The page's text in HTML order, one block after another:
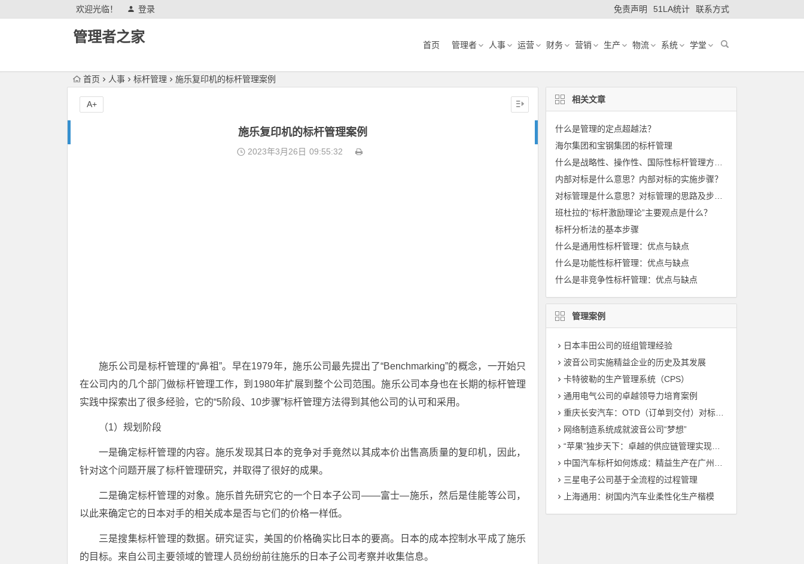
欢迎光临！ 登录 免责声明 51LA统计 联系方式
管理者之家 首页 管理者 人事 运营 财务 营销 生产 物流 系统 学堂
首页 人事 标杆管理 施乐复印机的标杆管理案例
施乐复印机的标杆管理案例
2023年3月26日 09:55:32
施乐公司是标杆管理的“鼻祖”。早在1979年，施乐公司最先提出了“Benchmarking”的概念，一开始只
在公司内的几个部门做标杆管理工作，到1980年扩展到整个公司范围。施乐公司本身也在长期的标杆管理
实践中探索出了很多经验，它的“5阶段、10步骤”标杆管理方法得到其他公司的认可和采用。
（1）规划阶段
一是确定标杆管理的内容。施乐发现其日本的竞争对手竟然以其成本价出售高质量的复印机，因此，
针对这个问题开展了标杆管理研究，并取得了很好的成果。
二是确定标杆管理的对象。施乐首先研究它的一个日本子公司——富士—施乐，然后是佳能等公司，
以此来确定它的日本对手的相关成本是否与它们的价格一样低。
三是搜集标杆管理的数据。研究证实，美国的价格确实比日本的要高。日本的成本控制水平成了施乐
的目标。来自公司主要领域的管理人员纷纷前往施乐的日本子公司考察并收集信息。
A+ 相关文章
什么是管理的定点超越法？
海尔集团和宝钢集团的标杆管理
内部对标是什么意思？内部对标的实施步骤？
班杜拉的“标杆激励理论”主要观点是什么？
标杆分析法的基本步骤
什么是通用性标杆管理：优点与缺点
什么是功能性标杆管理：优点与缺点
什么是非竞争性标杆管理：优点与缺点
管理案例
日本丰田公司的班组管理经验
波音公司实施精益企业的历史及其发展
卡特彼勒的生产管理系统（CPS）
通用电气公司的卓越领导力培育案例
重庆长安汽车：OTD（订单到交付）对标管理（标杆管理）
网络制造系统成就波音公司“梦想”
“苹果”独步天下：卓越的供应链管理实现敏捷制造
中国汽车标杆如何炼成：精益生产在广州丰田的运用
三星电子公司基于全流程的过程管理
上海通用：树国内汽车业柔性化生产楷模